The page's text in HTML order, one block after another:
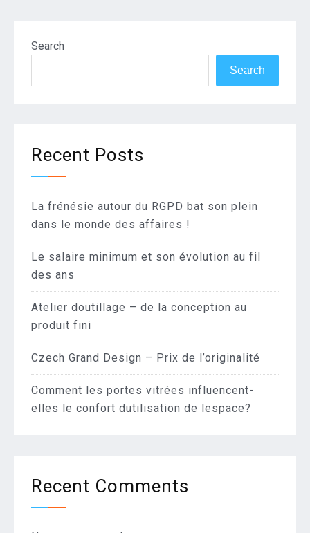
Search
Search
Recent Posts
La frénésie autour du RGPD bat son plein
dans le monde des affaires !
Le salaire minimum et son évolution au fil
des ans
Atelier doutillage – de la conception au
produit fini
Czech Grand Design – Prix de l’originalité
Comment les portes vitrées influencent-
elles le confort dutilisation de lespace?
Recent Comments